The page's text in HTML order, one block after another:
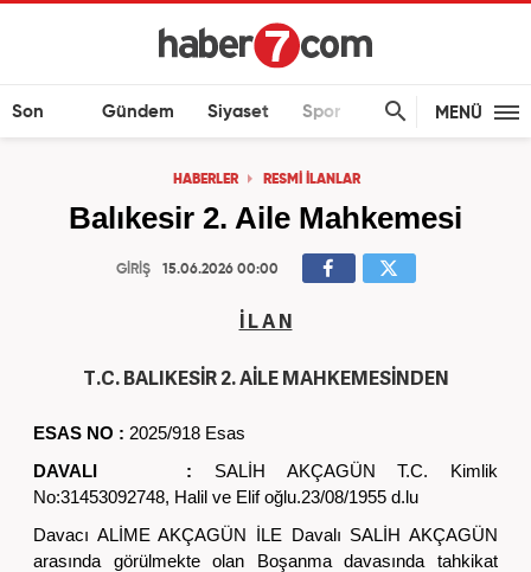
Son Gündem Siyaset Spor EkonomiMENÜ
HABERLER RESMİ İLANLAR
Balıkesir 2. Aile Mahkemesi
GİRİŞ 15.06.2026 00:00
İ L A N
T.C. BALIKESİR 2. AİLE MAHKEMESİNDEN
ESAS NO : 2025/918 Esas
DAVALI
: SALİH AKÇAGÜN T.C. Kimlik
No:31453092748, Halil ve Elif oğlu.23/08/1955 d.lu
Davacı ALİME AKÇAGÜN İLE Davalı SALİH AKÇAGÜN
arasında görülmekte olan Boşanma davasında tahkikat